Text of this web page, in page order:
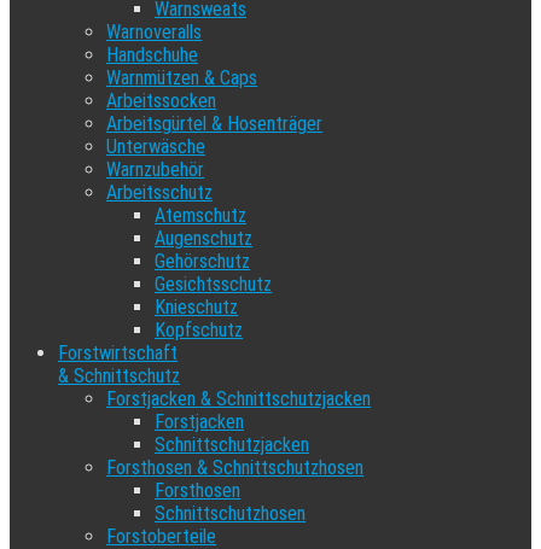
Warnsweats
Warnoveralls
Handschuhe
Warnmützen & Caps
Arbeitssocken
Arbeitsgürtel & Hosenträger
Unterwäsche
Warnzubehör
Arbeitsschutz
Atemschutz
Augenschutz
Gehörschutz
Gesichtsschutz
Knieschutz
Kopfschutz
Forstwirtschaft
& Schnittschutz
Forstjacken & Schnittschutzjacken
Forstjacken
Schnittschutzjacken
Forsthosen & Schnittschutzhosen
Forsthosen
Schnittschutzhosen
Forstoberteile